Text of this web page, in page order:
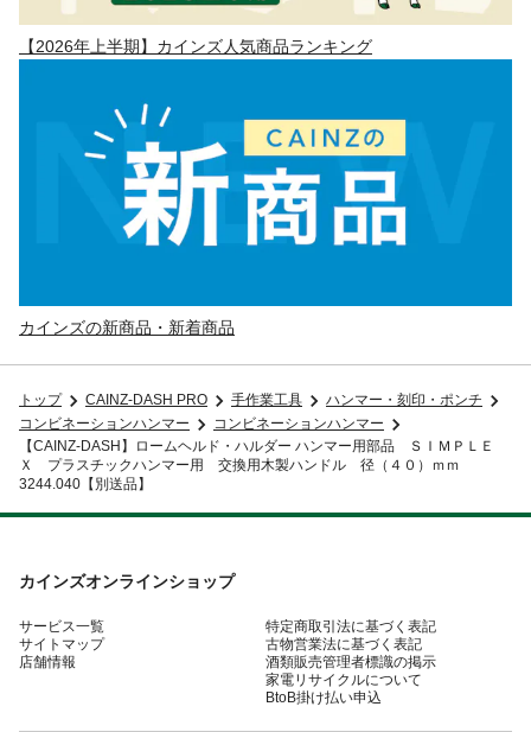
【2026年上半期】カインズ人気商品ランキング
カインズの新商品・新着商品
トップ CAINZ-DASH PRO 手作業工具
ハンマー・刻印・ポンチ
コンビネーションハンマー
コンビネーションハンマー
【CAINZ-DASH】ロームヘルド・ハルダー ハンマー用部品 ＳＩＭＰＬＥ
Ｘ プラスチックハンマー用 交換用木製ハンドル 径（４０）ｍｍ
3244.040【別送品】
カインズオンラインショップ
サービス一覧
サイトマップ
店舗情報
特定商取引法に基づく表記
古物営業法に基づく表記
酒類販売管理者標識の掲示
家電リサイクルについて
BtoB掛け払い申込